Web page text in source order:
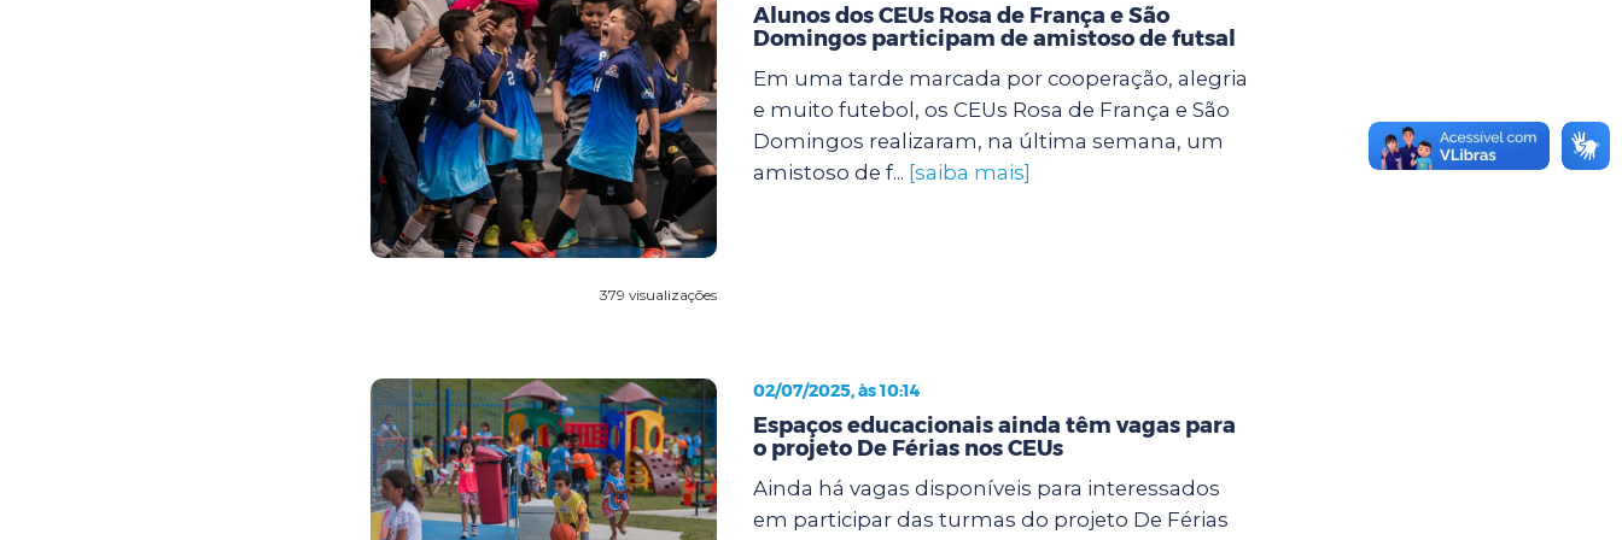
379 visualizações
Alunos dos CEUs Rosa de França e São
Domingos participam de amistoso de futsal
Em uma tarde marcada por cooperação, alegria
e muito futebol, os CEUs Rosa de França e São
Domingos realizaram, na última semana, um
amistoso de f... [saiba mais]
02/07/2025, às 10:14
Espaços educacionais ainda têm vagas para
o projeto De Férias nos CEUs
Ainda há vagas disponíveis para interessados
em participar das turmas do projeto De Férias